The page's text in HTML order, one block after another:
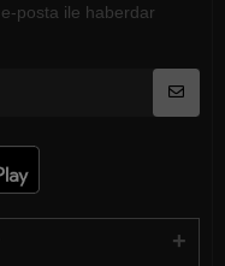
posta ile haberdar